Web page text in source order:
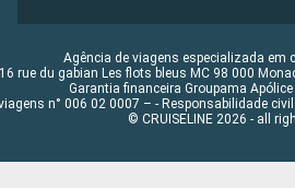
Agência de viagens especializada em
16 rue du gabian Les flots bleus MC 98 000
Garantia financeira Groupama
n° 006 02 0007 – - Responsabilidade
© CRUISELINE 2026 - all